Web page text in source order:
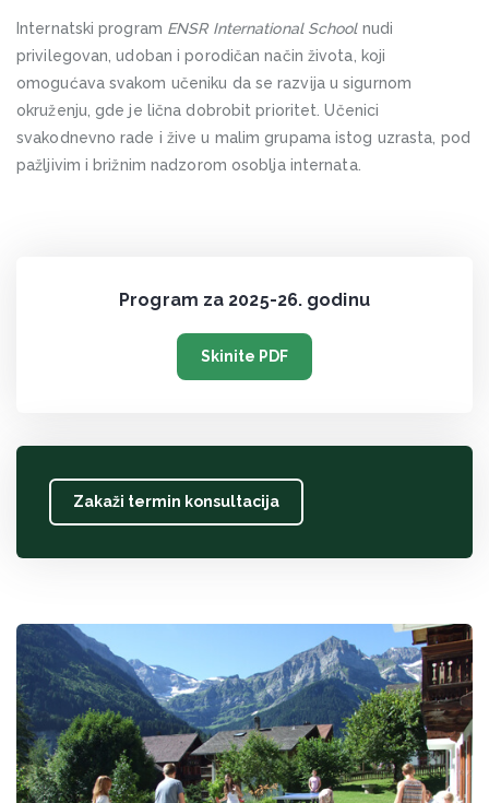
Internatski program ENSR International Schoolnudi
privilegovan, udoban i porodičan način života, koji
omogućava svakom učeniku da se razvija u sigurnom
okruženju, gde je lična dobrobit prioritet. Učenici
svakodnevno rade i žive u malim grupama istog uzrasta, pod
pažljivim i brižnim nadzorom osoblja internata.
Program za 2025-26. godinu
Skinite PDF
Zakaži termin konsultacija